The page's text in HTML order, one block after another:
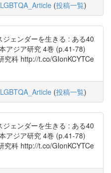
(投稿一覧)
ジェンダーを生きる : ある40
アジア研究 4巻 (p.41-78)
究科 http://t.co/GIonKCYTCe
(投稿一覧)
ジェンダーを生きる : ある40
アジア研究 4巻 (p.41-78)
究科 http://t.co/GIonKCYTCe